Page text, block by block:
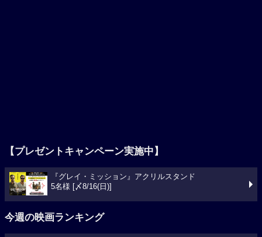
【プレゼントキャンペーン実施中】
『グレイ・ミッション』アクリルスタンド
5名様 [〆8/16(日)]
今週の映画ランキング